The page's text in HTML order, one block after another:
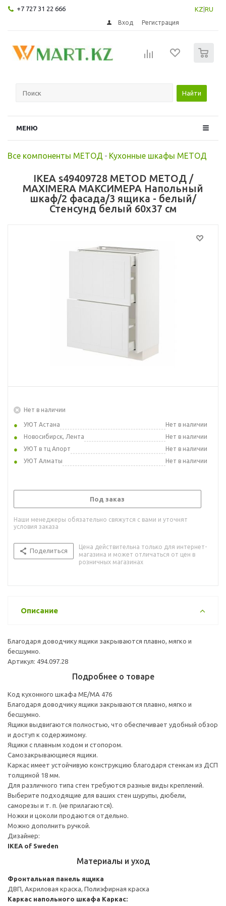
+7 727 31 22 666 KZ RU
Вход Регистрация
Найти
МЕНЮ
Все компоненты МЕТОД - Кухонные шкафы МЕТОД
IKEA s49409728 METOD МЕТОД /
MAXIMERA МАКСИМЕРА Напольный
шкаф/2 фасада/3 ящика - белый/
Стенсунд белый 60x37 см
Нет в наличии
УЮТ Астана
Нет в наличии
Новосибирск, Лента
Нет в наличии
УЮТ в тц Апорт
Нет в наличии
УЮТ Алматы
Нет в наличии
Под заказ
Наши менеджеры обязательно свяжутся с вами и уточнят
условия заказа
Поделиться
Цена действительна только для интернет-
магазина и может отличаться от цен в
розничных магазинах
Описание
Благодаря доводчику ящики закрываются плавно, мягко и
бесшумно.
Артикул: 494.097.28
Подробнее о товаре
Код кухонного шкафа ME/MA 476
Благодаря доводчику ящики закрываются плавно, мягко и
бесшумно.
Ящики выдвигаются полностью, что обеспечивает удобный обзор
и доступ к содержимому.
Ящики с плавным ходом и стопором.
Самозакрывающиеся ящики.
Каркас имеет устойчивую конструкцию благодаря стенкам из ДСП
толщиной 18 мм.
Для различного типа стен требуются разные виды креплений.
Выберите подходящие для ваших стен шурупы, дюбели,
саморезы и т. п. (не прилагаются).
Ножки и цоколи продаются отдельно.
Можно дополнить ручкой.
Дизайнер:
IKEA of Sweden
Материалы и уход
Фронтальная панель ящика
ДВП, Акриловая краска, Полиэфирная краска
Каркас напольного шкафа Каркас: